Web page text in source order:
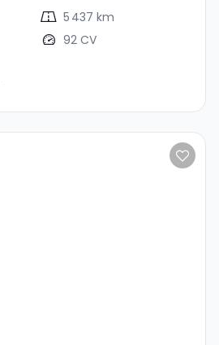
5 437 km
92 CV